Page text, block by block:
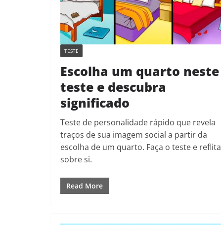
TESTE
Escolha um quarto neste
teste e descubra
significado
Teste de personalidade rápido que revela
traços de sua imagem social a partir da
escolha de um quarto. Faça o teste e reflita
sobre si.
Read More